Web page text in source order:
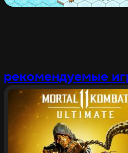
рекомендуемые